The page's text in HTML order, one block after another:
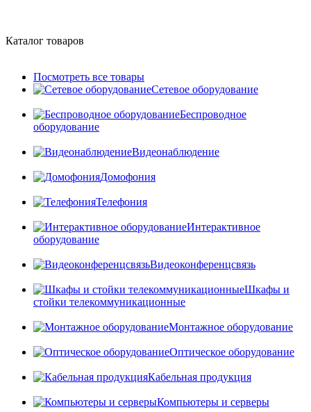
Каталог товаров
Посмотреть все товары
Сетевое оборудование
Беспроводное
оборудование
Видеонаблюдение
Домофония
Телефония
Интерактивное
оборудование
Видеоконференцсвязь
Шкафы и
стойки телекоммуникационные
Монтажное оборудование
Оптическое оборудование
Кабельная продукция
Компьютеры и серверы